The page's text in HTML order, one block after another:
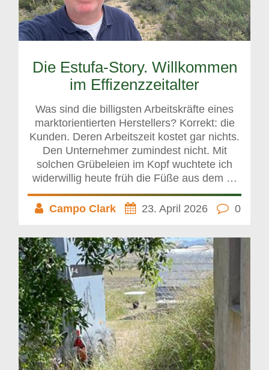
Die Estufa-Story. Willkommen
im Effizenzzeitalter
Was sind die billigsten Arbeitskräfte eines
marktorientierten Herstellers? Korrekt: die
Kunden. Deren Arbeitszeit kostet gar nichts.
Den Unternehmer zumindest nicht. Mit
solchen Grübeleien im Kopf wuchtete ich
widerwillig heute früh die Füße aus dem …
Campo Clark 23. April 2026 0